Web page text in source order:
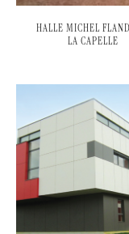
HALLE MICHEL
LA CAPELLE